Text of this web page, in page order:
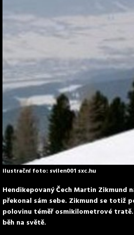
ilustrační foto: svilen001 sxc.hu
Hendikepovaný Čech Martin Zikmund
překonal sám sebe. Zikmund se totiž
polovinu téměř osmikilometrové
běh na světě.